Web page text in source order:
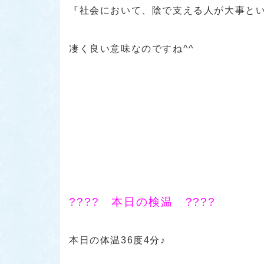
『社会において、陰で支える人が大事と
凄く良い意味なのですね^^
???? 本日の検温 ????
本日の体温36度4分♪